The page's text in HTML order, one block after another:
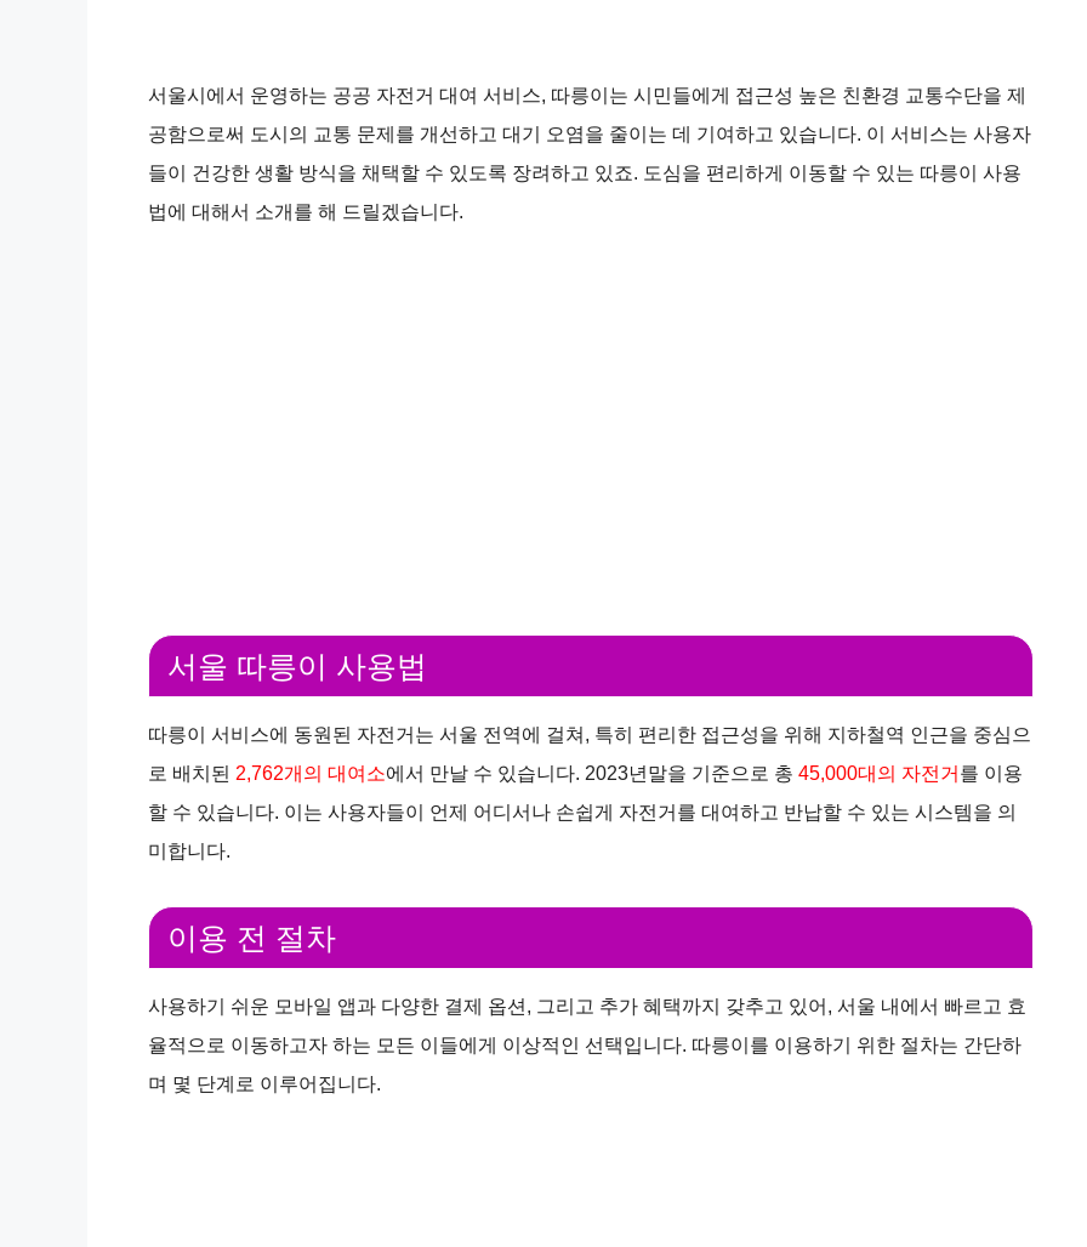
V
i
서울시에서 운영하는 공공 자전거 대여 서비스, 따릉이는 시민들에게 접근성 높은 친환경 교통수단을 제
공함으로써 도시의 교통 문제를 개선하고 대기 오염을 줄이는 데 기여하고 있습니다. 이 서비스는 사용자
들이 건강한 생활 방식을 채택할 수 있도록 장려하고 있죠. 도심을 편리하게 이동할 수 있는 따릉이 사용
법에 대해서 소개를 해 드릴겠습니다.
서울 따릉이 사용법
따릉이 서비스에 동원된 자전거는 서울 전역에 걸쳐, 특히 편리한 접근성을 위해 지하철역 인근을 중심으
로 배치된 2,762개의 대여소에서 만날 수 있습니다. 2023년말을 기준으로 총 45,000대의 자전거 를 이용
할 수 있습니다. 이는 사용자들이 언제 어디서나 손쉽게 자전거를 대여하고 반납할 수 있는 시스템을 의
미합니다.
이용 전 절차
사용하기 쉬운 모바일 앱과 다양한 결제 옵션, 그리고 추가 혜택까지 갖추고 있어, 서울 내에서 빠르고 효
율적으로 이동하고자 하는 모든 이들에게 이상적인 선택입니다. 따릉이를 이용하기 위한 절차는 간단하
며 몇 단계로 이루어집니다.